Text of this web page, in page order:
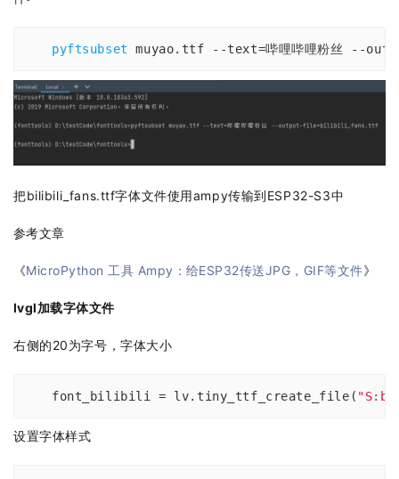
pyftsubset muyao.ttf --text=哔哩哔哩粉丝 --
把bilibili_fans.ttf字体文件使用ampy传输到ESP32-S3中
参考文章
《MicroPython 工具 Ampy：给ESP32传送JPG，GIF等文件》
lvgl加载字体文件
右侧的20为字号，字体大小
font_bilibili = lv.tiny_ttf_create_file(
设置字体样式